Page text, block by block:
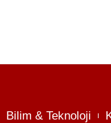
Bilim & Teknoloji